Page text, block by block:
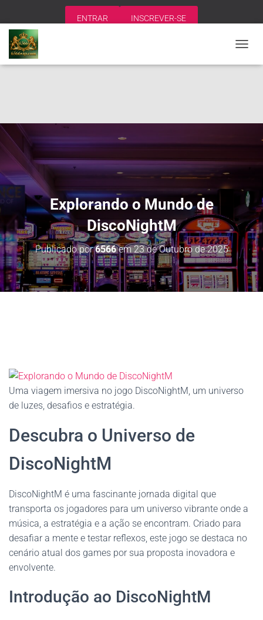
ENTRAR INSCREVER-SE
L
O
Explorando o Mundo de
DiscoNightM
Publicado por6566em23 de Outubro de 2025
Uma viagem imersiva no jogo DiscoNightM, um universo
de luzes, desafios e estratégia.
Descubra o Universo de
DiscoNightM
DiscoNightM é uma fascinante jornada digital que
transporta os jogadores para um universo vibrante onde a
música, a estratégia e a ação se encontram. Criado para
desafiar a mente e testar reflexos, este jogo se destaca no
cenário atual dos games por sua proposta inovadora e
envolvente.
Introdução ao DiscoNightM